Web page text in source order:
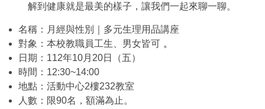
解到健康就是最美的樣子，讓我們一起來聊一聊。
名稱：月經與性別｜多元生理用品講座
對象：本校教職員工生、男女皆可 。
日期：112年10月20日（五）
時間：12:30~14:00
地點：活動中心2樓232教室
人數：限90名，額滿為止。